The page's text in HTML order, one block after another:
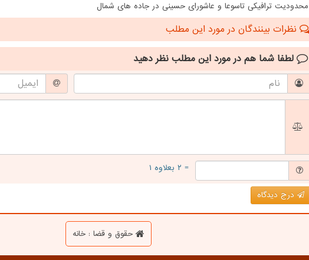
محدودیت ترافیکی تاسوعا و عاشورای حسینی در جاده های شمال
نظرات بینندگان در مورد این مطلب
لطفا شما هم در مورد این مطلب نظر دهید
= ۲ بعلاوه ۱
درج دیدگاه
حقوق و قضا : خانه